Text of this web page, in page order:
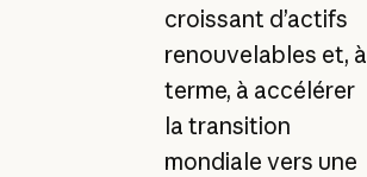
croissant d’actifs
renouvelables et, à
terme, à accélérer
la transition
mondiale vers une